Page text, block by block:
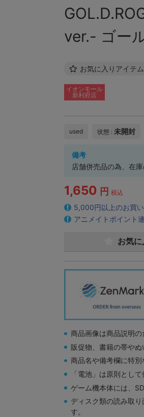
ver.- ゴー
お気に入りアイテ
イオンモール
新利府店
used 状態 : 未開封
備考
店舗併売品の為、在
1,650 円 税込
5,000円以上のお買
アニメイトポイント
お気
商品画像は商品説明の
販促物、書籍の帯や
商品名や備考欄に特別
「電池」は原則とし
ゲーム機本体には、
ディスク類の読み取
す。